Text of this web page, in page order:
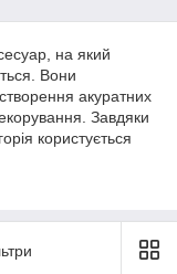
на який
Вони
акуратних
Завдяки
користується
купити
декору, що
категорій.